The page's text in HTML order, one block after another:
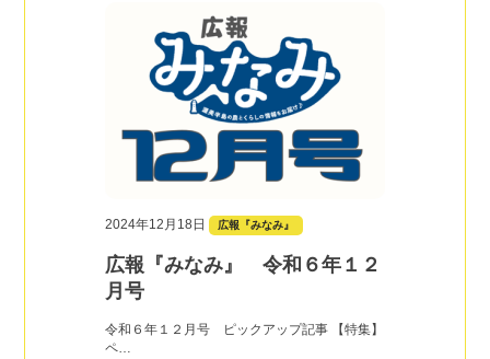
2024年12月18日 広報『みなみ』
広報『みなみ』 令和６年１２
月号
令和６年１２月号 ピックアップ記事 【特集】
ペ…